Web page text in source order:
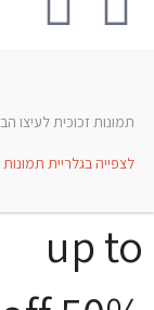
תמונות זכוכית לעיצו
לצפייה בגלריית
up to